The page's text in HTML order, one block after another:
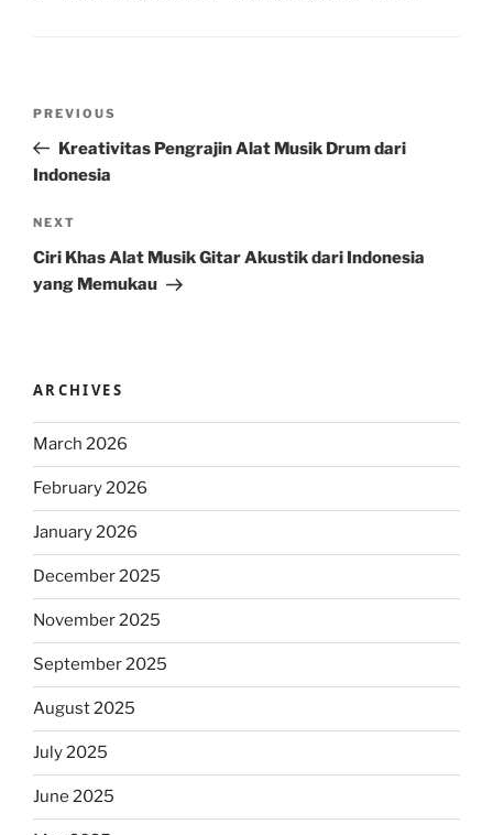
Previous
Post
PREVIOUS
Kreativitas Pengrajin Alat Musik Drum dari
Indonesia
Next
Post
NEXT
Ciri Khas Alat Musik Gitar Akustik dari Indonesia
yang Memukau
ARCHIVES
March 2026
February 2026
January 2026
December 2025
November 2025
September 2025
August 2025
July 2025
June 2025